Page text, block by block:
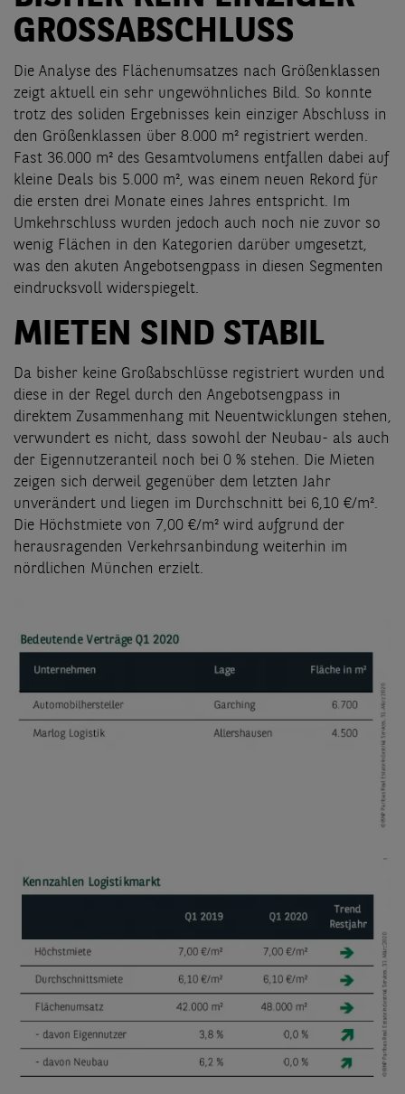
GROSSABSCHLUSS
Die Analyse des Flächenumsatzes nach Größenklassen
zeigt aktuell ein sehr ungewöhnliches Bild. So konnte
trotz des soliden Ergebnisses kein einziger Abschluss in
den Größenklassen über 8.000 m² registriert werden.
Fast 36.000 m² des Gesamtvolumens entfallen dabei auf
kleine Deals bis 5.000 m², was einem neuen Rekord für
die ersten drei Monate eines Jahres entspricht. Im
Umkehrschluss wurden jedoch auch noch nie zuvor so
wenig Flächen in den Kategorien darüber umgesetzt,
was den akuten Angebotsengpass in diesen Segmenten
eindrucksvoll widerspiegelt.
MIETEN SIND STABIL
Da bisher keine Großabschlüsse registriert wurden und
diese in der Regel durch den Angebotsengpass in
direktem Zusammenhang mit Neuentwicklungen stehen,
verwundert es nicht, dass sowohl der Neubau- als auch
der Eigennutzeranteil noch bei 0 % stehen. Die Mieten
zeigen sich derweil gegenüber dem letzten Jahr
unverändert und liegen im Durchschnitt bei 6,10 €/m².
Die Höchstmiete von 7,00 €/m² wird aufgrund der
herausragenden Verkehrsanbindung weiterhin im
nördlichen München erzielt.